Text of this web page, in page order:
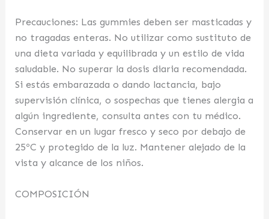
Precauciones: Las gummies deben ser masticadas y
no tragadas enteras. No utilizar como sustituto de
una dieta variada y equilibrada y un estilo de vida
saludable. No superar la dosis diaria recomendada.
Si estás embarazada o dando lactancia, bajo
supervisión clínica, o sospechas que tienes alergia a
algún ingrediente, consulta antes con tu médico.
Conservar en un lugar fresco y seco por debajo de
25ºC y protegido de la luz. Mantener alejado de la
vista y alcance de los niños.
COMPOSICIÓN